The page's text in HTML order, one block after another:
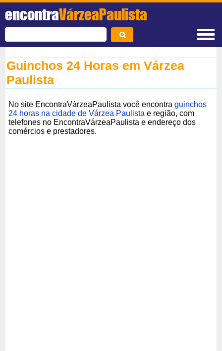
encontraVárzeaPaulista
Guinchos 24 Horas em Várzea
Paulista
No site EncontraVárzeaPaulista você encontraguinchos
24 horas na cidade de Várzea Paulista e região, com
telefones no EncontraVárzeaPaulista e endereço dos
comércios e prestadores.